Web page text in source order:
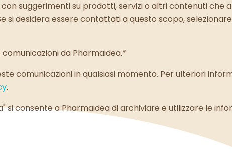
suggerimenti su prodotti, servizi o altri contenuti che a
si desidera essere contattati a questo scopo,
da Pharmaidea.*
comunicazioni in qualsiasi momento. Per ulteriori
.
si consente a Pharmaidea di archiviare e utilizzare le